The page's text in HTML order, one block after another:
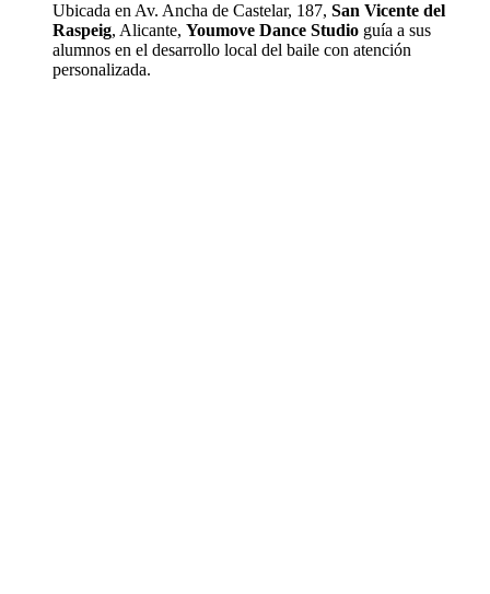
Ubicada en Av. Ancha de Castelar, 187, San Vicente del
Raspeig, Alicante, Youmove Dance Studio guía a sus
alumnos en el desarrollo local del baile con atención
personalizada.